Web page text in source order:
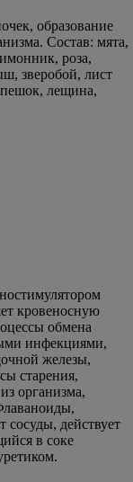
образование
Состав: мята,
роза,
зверобой, лист
лещина,
кровеносную
обмена
инфекциями,
железы,
старения,
организма,
сосуды, действует
в соке